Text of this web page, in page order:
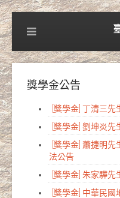
獎學金公告
[獎學金] 丁清三
[獎學金] 劉坤炎
[獎學金] 蕭捷明
法公告
[獎學金] 朱家驊
[獎學金] 中華民